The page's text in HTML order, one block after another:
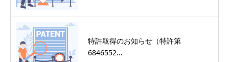
特許取得のお知らせ（特許第
6846552...